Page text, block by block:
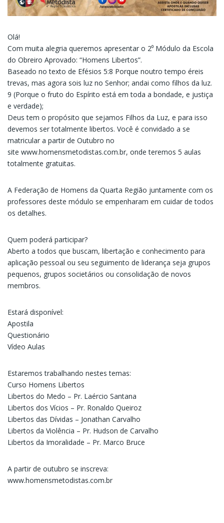
Olá!
Com muita alegria queremos apresentar o 2⁰ Módulo da Escola
do Obreiro Aprovado: “Homens Libertos”.
Baseado no texto de Efésios 5:8 Porque noutro tempo éreis
trevas, mas agora sois luz no Senhor; andai como filhos da luz.
9 (Porque o fruto do Espírito está em toda a bondade, e justiça
e verdade);
Deus tem o propósito que sejamos Filhos da Luz, e para isso
devemos ser totalmente libertos. Você é convidado a se
matricular a partir de Outubro no
site www.homensmetodistas.com.br, onde teremos 5 aulas
totalmente gratuitas.
A Federação de Homens da Quarta Região juntamente com os
professores deste módulo se empenharam em cuidar de todos
os detalhes.
Quem poderá participar?
Aberto a todos que buscam, libertação e conhecimento para
aplicação pessoal ou seu seguimento de liderança seja grupos
pequenos, grupos societários ou consolidação de novos
membros.
Estará disponível:
Apostila
Questionário
Vídeo Aulas
Estaremos trabalhando nestes temas:
Curso Homens Libertos
Libertos do Medo – Pr. Laércio Santana
Libertos dos Vícios – Pr. Ronaldo Queiroz
Libertos das Dívidas – Jonathan Carvalho
Libertos da Violência – Pr. Hudson de Carvalho
Libertos da Imoralidade – Pr. Marco Bruce
A partir de outubro se inscreva:
www.homensmetodistas.com.br